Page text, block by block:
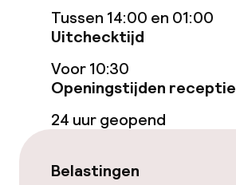
Schoonmaakvoorzieningen
Wasservice
Beleid
Tussen 14:00 en 01:00
Uitchecktijd
Voor 10:30
Openingstijden receptie
24 uur geopend
Belastingen